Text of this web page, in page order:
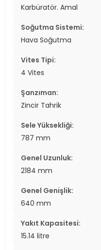
Karbüratör. Amal
Soğutma Sistemi:
Hava Soğutma
Vites Tipi:
4 Vites
Şanzıman:
Zincir Tahrik
Sele Yüksekliği:
787 mm
Genel Uzunluk:
2184 mm
Genel Genişlik:
640 mm
Yakıt Kapasitesi:
15.14 litre